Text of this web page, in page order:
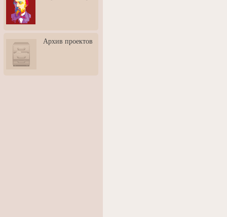
3: Обусловленности
человека и их влияние на
карьеру
скульптором Дмитрием
Тугариновым
АртБульвар в День города
Архив проектов